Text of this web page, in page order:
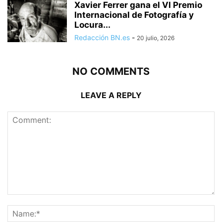
Xavier Ferrer gana el VI Premio
Internacional de Fotografía y
Locura...
Redacción BN.es - 20 julio, 2026
NO COMMENTS
LEAVE A REPLY